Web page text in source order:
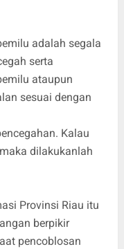
adalah segala
serta
ataupun
sesuai dengan
Kalau
dilakukanlah
Provinsi Riau itu
berpikir
pencoblosan